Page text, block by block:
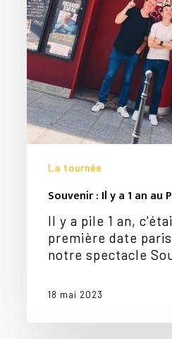
Votre
Go
La tournée
Souvenir : Il y a 1 an au
Il y a pile 1 an,
première date
notre spectacle
18 mai 2023